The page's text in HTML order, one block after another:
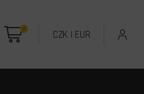
0 CZK | EUR